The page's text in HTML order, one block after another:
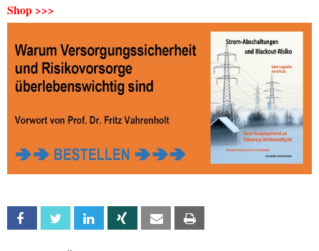
Shop >>>
Facebook Twitter Linkedin Xing Email